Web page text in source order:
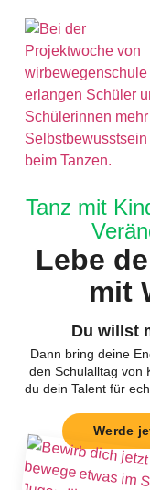
Tanz mit
Lebe
mit
Du willst
Dann bring deine
den Schulalltag von
du dein Talent für
Werde